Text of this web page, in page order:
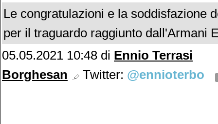
Le congratulazioni e la soddisfazione
per il traguardo raggiunto dall'Armani
05.05.2021 10:48 di Ennio Terrasi
Borghesan
Twitter: @ennioterbo